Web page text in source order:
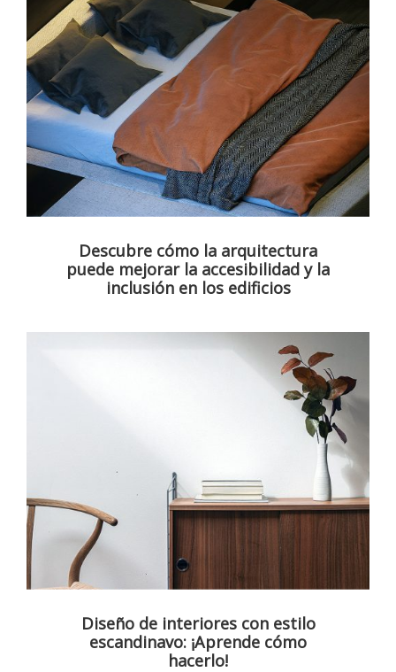
Descubre cómo la arquitectura
puede mejorar la accesibilidad y la
inclusión en los edificios
Diseño de interiores con estilo
escandinavo: ¡Aprende cómo
hacerlo!